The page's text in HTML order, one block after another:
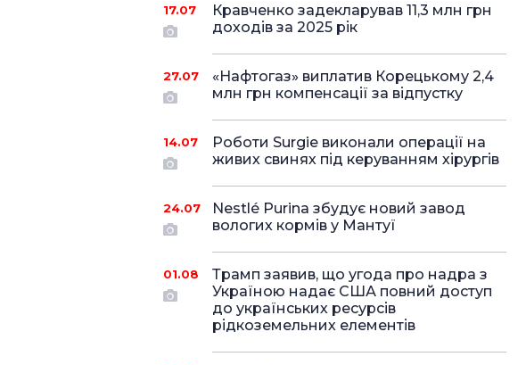
17.07
Кравченко задекларував 11,3 млн грн
доходів за 2025 рік
27.07
«Нафтогаз» виплатив Корецькому 2,4
млн грн компенсації за відпустку
14.07
Роботи Surgie виконали операції на
живих свинях під керуванням хірургів
24.07
Nestlé Purina збудує новий завод
вологих кормів у Мантуї
01.08
Трамп заявив, що угода про надра з
Україною надає США повний доступ
до українських ресурсів
рідкоземельних елементів